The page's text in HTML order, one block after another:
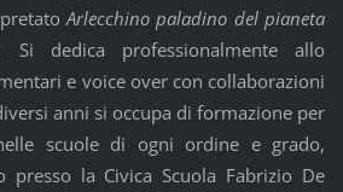
Arlecchino paladino del pianeta
Si dedica professionalmente allo
e voice over con collaborazioni
anni si occupa di formazione per
scuole di ogni ordine e grado,
presso la Civica Scuola Fabrizio De